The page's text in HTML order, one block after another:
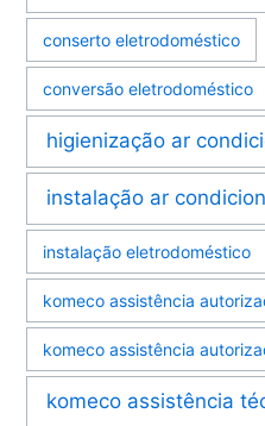
conserto eletrodoméstico
conversão eletrodoméstico
higienização ar
instalação ar
instalação eletrodoméstico
komeco assistência
komeco assistência
komeco assistência